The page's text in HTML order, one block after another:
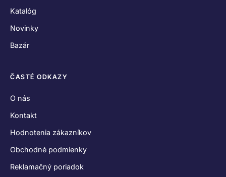
Katalóg
Novinky
Bazár
ČASTÉ ODKAZY
O nás
Kontakt
Hodnotenia zákazníkov
Obchodné podmienky
Reklamačný poriadok